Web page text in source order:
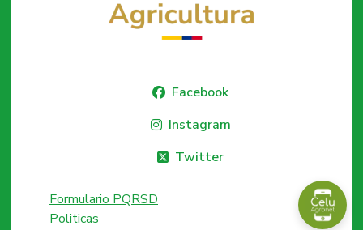
Facebook
Instagram
Twitter
Formulario PQRSD
Politicas